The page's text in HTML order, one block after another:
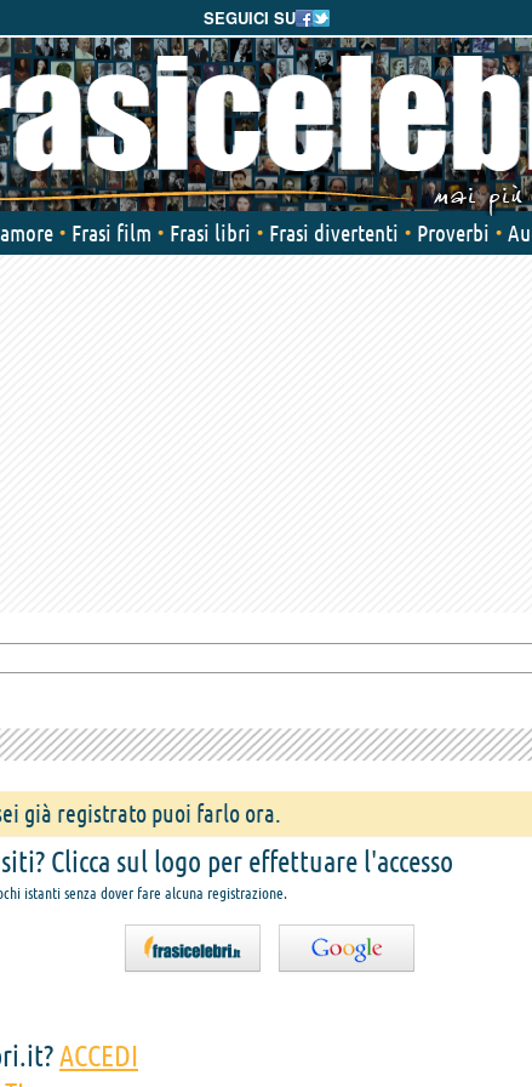
SEGUICI SU
Frasi film Frasi libri Frasi divertenti Proverbi
già registrato puoi farlo ora.
Clicca sul logo per effettuare l'accesso
istanti senza dover fare alcuna registrazione.
ACCEDI